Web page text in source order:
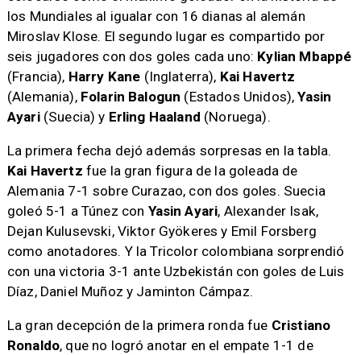
los Mundiales al igualar con 16 dianas al alemán
Miroslav Klose. El segundo lugar es compartido por
seis jugadores con dos goles cada uno: Kylian Mbappé
(Francia), Harry Kane (Inglaterra), Kai Havertz
(Alemania), Folarin Balogun (Estados Unidos),Yasin
Ayari(Suecia) y Erling Haaland (Noruega).
La primera fecha dejó además sorpresas en la tabla.
Kai Havertz fue la gran figura de la goleada de
Alemania 7-1 sobre Curazao, con dos goles. Suecia
goleó 5-1 a Túnez con Yasin Ayari, Alexander Isak,
Dejan Kulusevski, Viktor Gyökeres y Emil Forsberg
como anotadores. Y la Tricolor colombiana sorprendió
con una victoria 3-1 ante Uzbekistán con goles de Luis
Díaz, Daniel Muñoz y Jaminton Cámpaz.
La gran decepción de la primera ronda fue Cristiano
Ronaldo, que no logró anotar en el empate 1-1 de